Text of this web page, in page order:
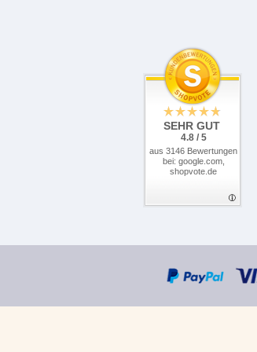
SEHR GUT
4.8 / 5
aus 3146 Bewertungen
bei: google.com,
shopvote.de